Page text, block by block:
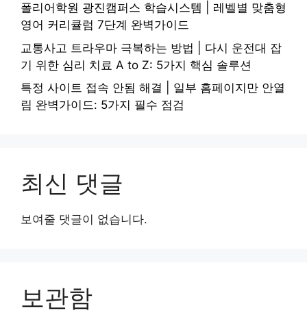
폴리어학원 광진캠퍼스 학습시스템 | 레벨별 맞춤형
영어 커리큘럼 7단계 완벽가이드
교통사고 트라우마 극복하는 방법 | 다시 운전대 잡
기 위한 심리 치료 A to Z: 5가지 핵심 솔루션
특정 사이트 접속 안됨 해결 | 일부 홈페이지만 안열
림 완벽가이드: 5가지 필수 점검
최신 댓글
보여줄 댓글이 없습니다.
보관함